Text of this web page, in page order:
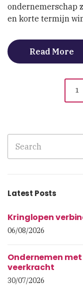
ondernemerschap
en korte termijn
Read More
1
Search
for:
Latest Posts
Kringlopen
06/08/2026
Ondernemen
veerkracht
30/07/2026